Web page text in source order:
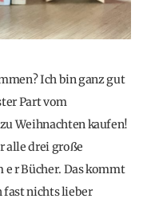
Ich bin ganz gut
Part vom
Weihnachten kaufen!
alle drei große
e r Bücher. Das kommt
fast nichts lieber